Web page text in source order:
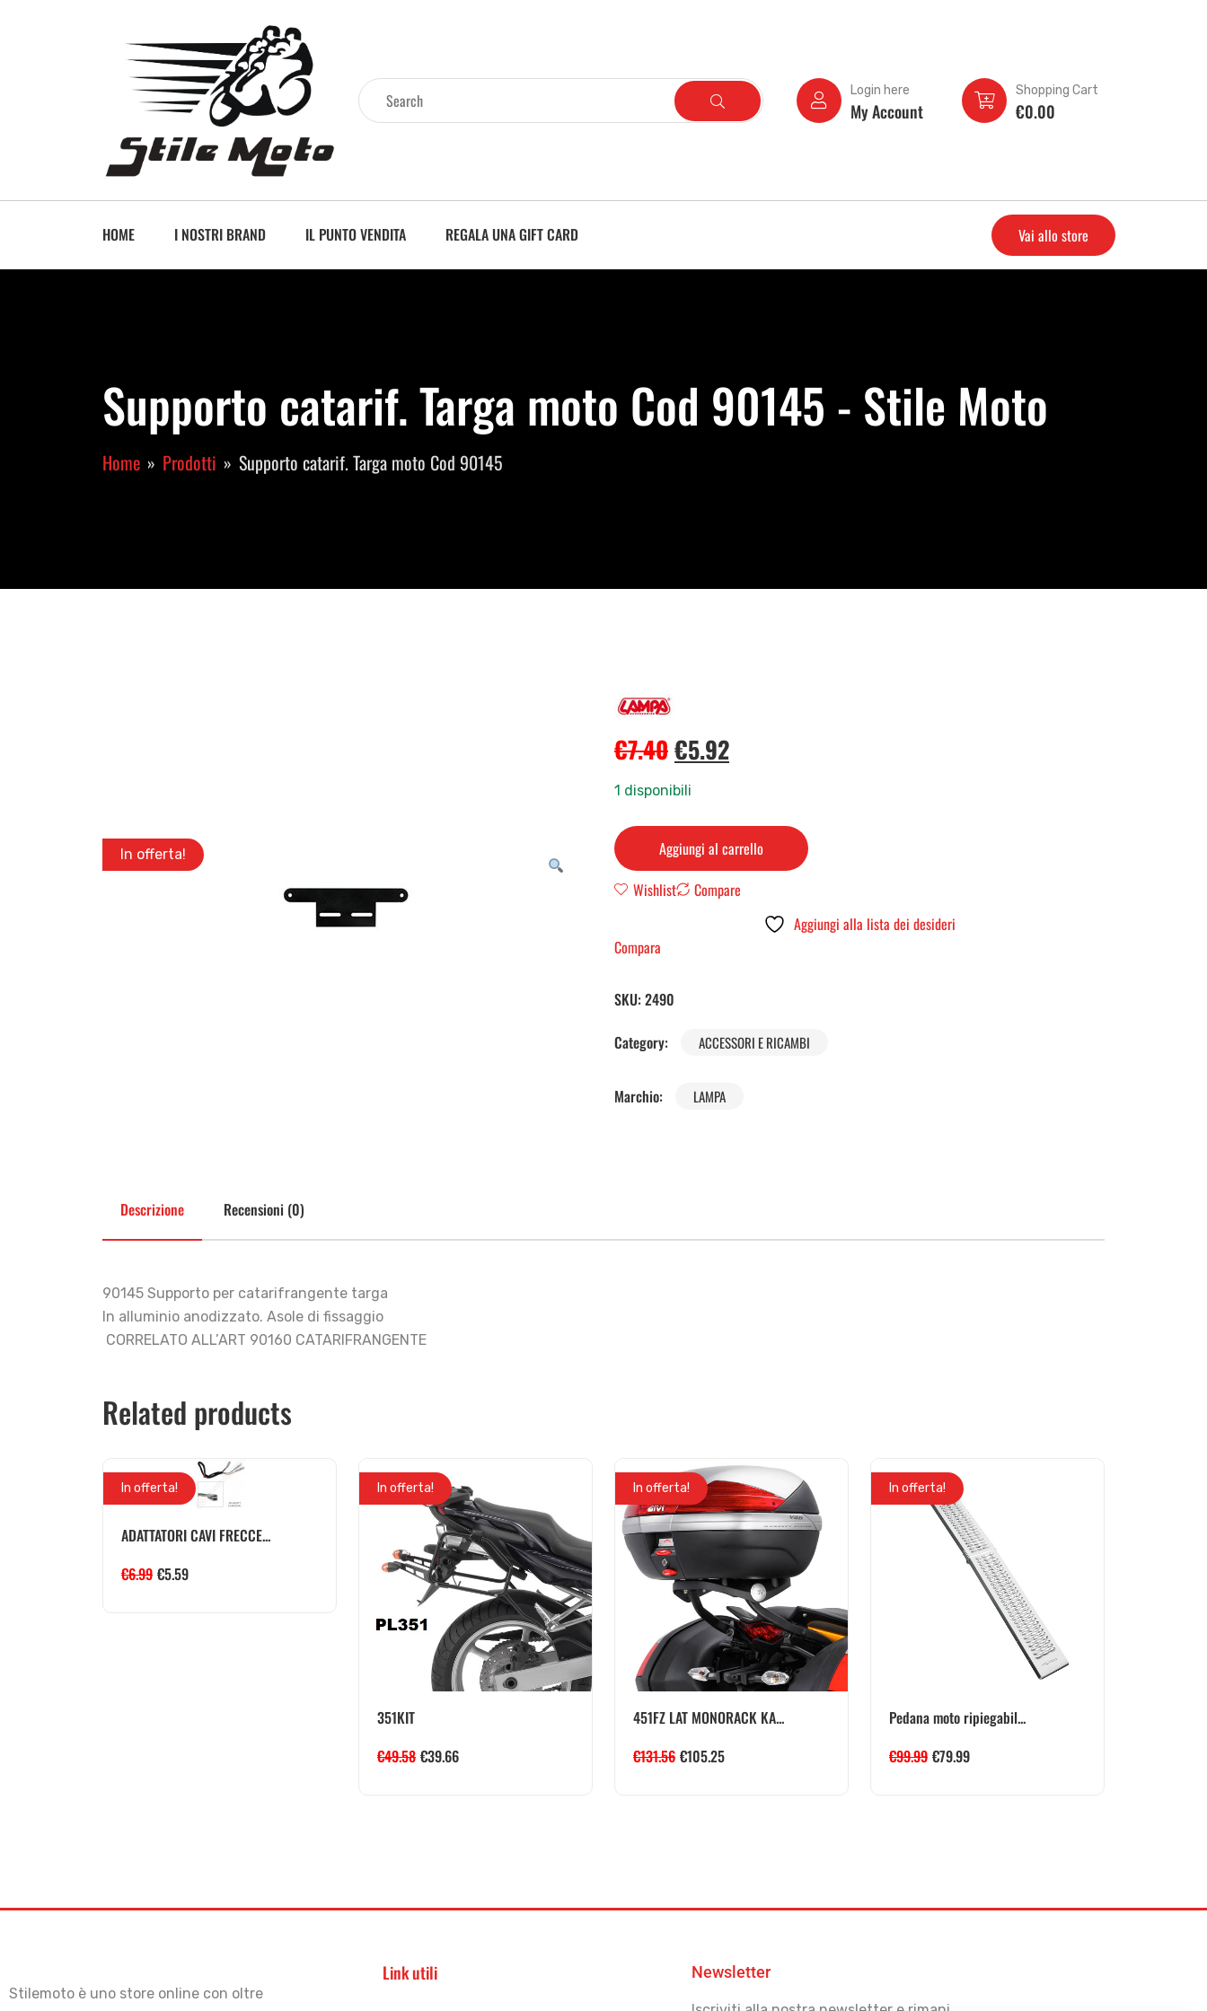
Login here
My Account
Shopping Cart
€0.00
HOME I NOSTRI BRAND IL PUNTO VENDITA REGALA UNA GIFT CARD Vai allo store
Supporto catarif. Targa moto Cod 90145 - Stile Moto
Home Prodotti Supporto catarif. Targa moto Cod 90145
In offerta!
€7.40€5.92
1 disponibili
Aggiungi al carrello
Wishlist
Compare
Aggiungi alla lista dei desideri
Compara
SKU: 2490
Category:
ACCESSORI E RICAMBI
Marchio: LAMPA
Descrizione Recensioni (0)
90145 Supporto per catarifrangente targa
In alluminio anodizzato. Asole di fissaggio
CORRELATO ALL’ART 90160 CATARIFRANGENTE
Related products
In offerta!
ADATTATORI CAVI FRECCE...
€6.99 €5.59
In offerta!
351KIT
€49.58 €39.66
In offerta!
451FZ LAT MONORACK KA...
€131.56 €105.25
In offerta!
Pedana moto ripiegabil...
€99.99 €79.99
Stilemoto è uno store online con oltre
Link utili Newsletter